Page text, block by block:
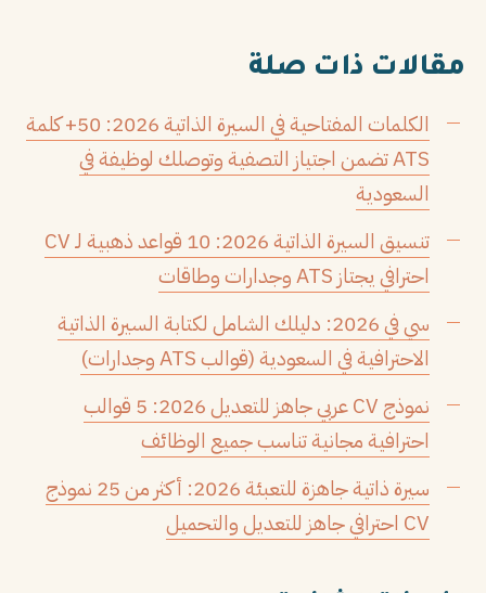
مقالات ذات صلة
الكلمات المفتاحية في السيرة الذاتية 2026: 50+ كلمة
ATS تضمن اجتياز التصفية وتوصلك لوظيفة في
السعودية
تنسيق السيرة الذاتية 2026: 10 قواعد ذهبية لـ CV
احترافي يجتاز ATS وجدارات وطاقات
سي في 2026: دليلك الشامل لكتابة السيرة الذاتية
الاحترافية في السعودية (قوالب ATS وجدارات)
نموذج CV عربي جاهز للتعديل 2026: 5 قوالب
احترافية مجانية تناسب جميع الوظائف
سيرة ذاتية جاهزة للتعبئة 2026: أكثر من 25 نموذج
CV احترافي جاهز للتعديل والتحميل